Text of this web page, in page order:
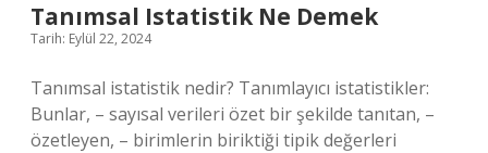
Tanımsal Istatistik Ne Demek
Tarih: Eylül 22, 2024
Tanımsal istatistik nedir? Tanımlayıcı istatistikler:
Bunlar, – sayısal verileri özet bir şekilde tanıtan, –
özetleyen, – birimlerin biriktiği tipik değerleri